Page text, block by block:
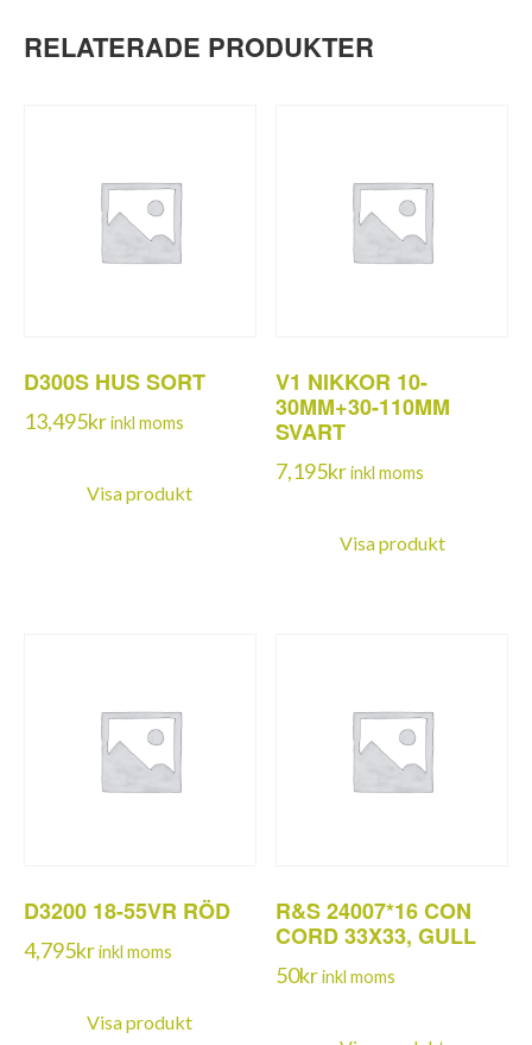
RELATERADE PRODUKTER
D300S HUS SORT
13,495krinkl moms
Visa produkt
V1 NIKKOR 10-
30MM+30-110MM
SVART
7,195krinkl moms
Visa produkt
D3200 18-55VR RÖD
4,795krinkl moms
Visa produkt
R&S 24007*16 CON
CORD 33X33, GULL
50krinkl moms